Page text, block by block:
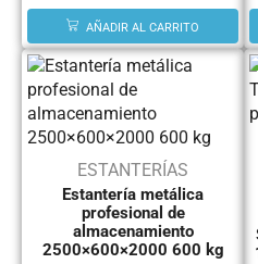
AÑADIR AL CARRITO
ESTANTERÍAS
Estantería metálica
profesional de
almacenamiento
2500×600×2000 600 kg